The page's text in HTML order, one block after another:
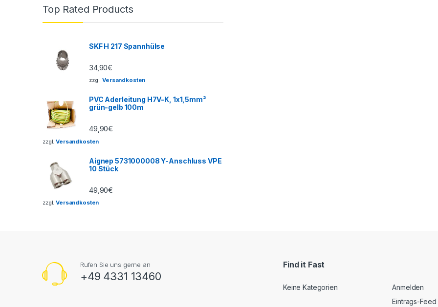
Top Rated Products
SKF H 217 Spannhülse
34,90€
zzgl.Versandkosten
PVC Aderleitung H7V-K, 1x1,5mm²
grün-gelb 100m
49,90€
zzgl.Versandkosten
Aignep 5731000008 Y-Anschluss VPE
10 Stück
49,90€
zzgl.Versandkosten
Rufen Sie uns gerne an
+49 4331 13460
Find it Fast
Keine Kategorien
Anmelden
Eintrags-Feed